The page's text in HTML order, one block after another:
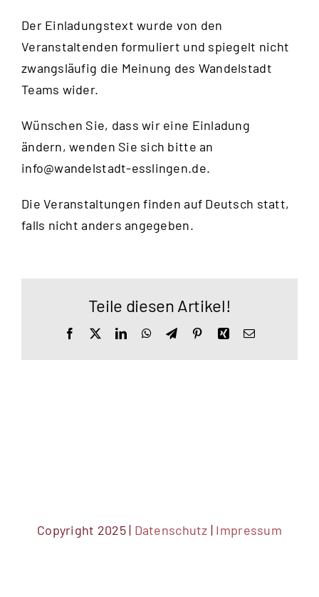
Der Einladungstext wurde von den
Veranstaltenden formuliert und spiegelt nicht
zwangsläufig die Meinung des Wandelstadt
Teams wider.
Wünschen Sie, dass wir eine Einladung
ändern, wenden Sie sich bitte an
info@wandelstadt-esslingen.de.
Die Veranstaltungen finden auf Deutsch statt,
falls nicht anders angegeben.
Teile diesen Artikel!
Facebook LinkedInWhatsApp
TelegramPinterestXingE-
Copyright 2025 | Datenschutz | Impressum